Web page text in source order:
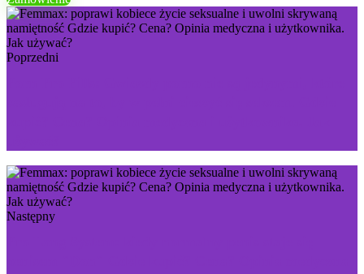
Poprzedni
Następny